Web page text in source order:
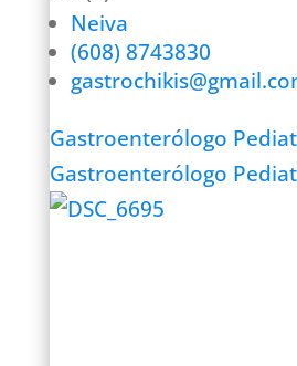
Neiva
(608) 8743830
Gastroenterólogo
Gastroenterólogo